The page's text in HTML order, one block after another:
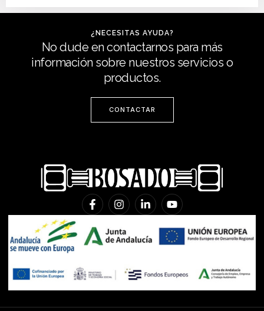
¿NECESITAS AYUDA?
No dude en contactarnos para más
información sobre nuestros servicios o
productos.
CONTACTAR
F
a
e
b
k
f
I
n
t
a
L
i
e
n
i
n
Y
o
t
u